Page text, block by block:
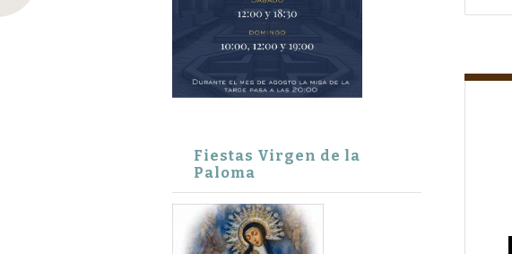
Fiestas Virgen de la
Paloma